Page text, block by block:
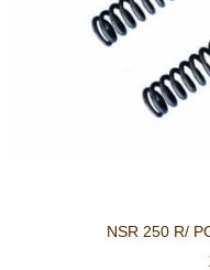
NSR 250 R/